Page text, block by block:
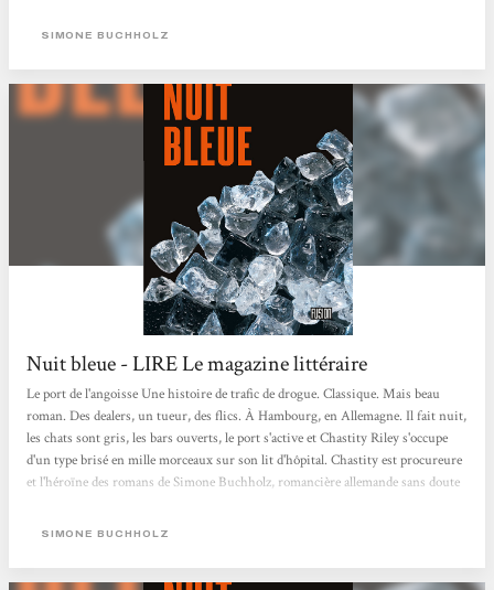
car le mot hamburger a bien une étymologie germanique. Mais Hambourg est
que connaît...
SIMONE BUCHHOLZ
Nuit bleue - LIRE Le magazine littéraire
Le port de l'angoisse Une histoire de trafic de drogue. Classique. Mais beau
roman. Des dealers, un tueur, des flics. À Hambourg, en Allemagne. Il fait nuit,
les chats sont gris, les bars ouverts, le port s'active et Chastity Riley s'occupe
d'un type brisé en mille morceaux sur son lit d'hôpital. Chastity est procureure
et l'héroïne des romans de Simone Buchholz, romancière allemande sans doute
personnages et des décors davantage que des intrigues spectaculaires. Après
SIMONE BUCHHOLZ